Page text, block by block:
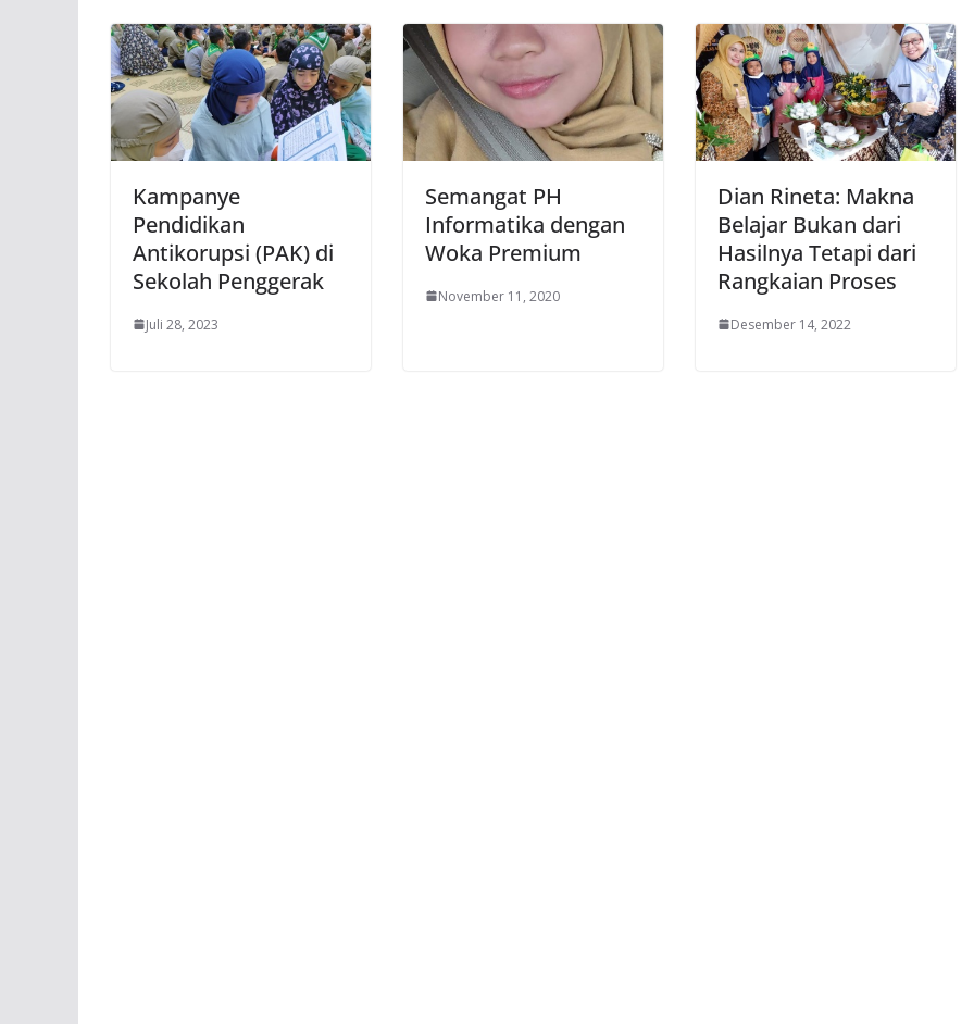
Kampanye
Pendidikan
Antikorupsi (PAK) di
Sekolah Penggerak
Juli 28, 2023
Semangat PH
Informatika dengan
Woka Premium
November 11, 2020
Dian Rineta: Makna
Belajar Bukan dari
Hasilnya Tetapi dari
Rangkaian Proses
Desember 14, 2022